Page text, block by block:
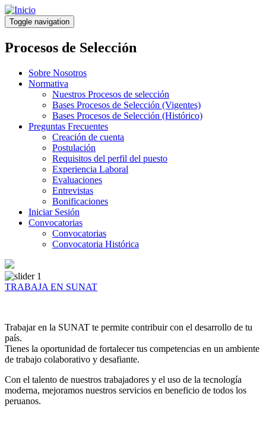
Pasar
al
contenido
principal
Toggle navigation
Procesos de Selección
Sobre Nosotros
Normativa
Nuestros Procesos de selección
Bases Procesos de Selección (Vigentes)
Bases Procesos de Selección (Histórico)
Preguntas Frecuentes
Creación de cuenta
Postulación
Requisitos del perfil del puesto
Experiencia Laboral
Evaluaciones
Entrevistas
Bonificaciones
Iniciar Sesión
Convocatorias
Convocatorias
Convocatoria Histórica
TRABAJA EN SUNAT
Trabajar en la SUNAT te permite contribuir con el desarrollo de tu
país.
Tienes la oportunidad de fortalecer tus competencias en un ambiente
de trabajo colaborativo y desafiante.
Con el talento de nuestros trabajadores y el uso de la tecnología
moderna, mejoramos nuestros servicios en beneficio de todos los
peruanos.